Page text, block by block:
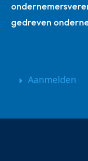
gedreven
Aanmelden